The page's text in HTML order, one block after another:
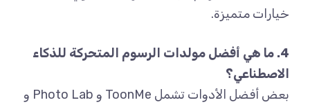
خيارات متميزة.
4. ما هي أفضل مولدات الرسوم المتحركة للذكاء
الاصطناعي؟
بعض أفضل الأدوات تشمل ToonMe و Photo Lab و